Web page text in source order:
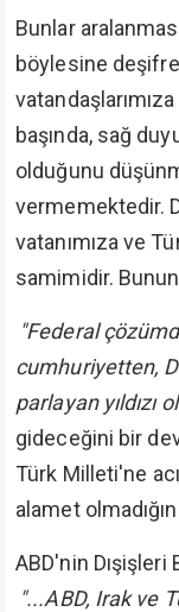
Bunlar
böylesine
başında, sağ
olduğunu
vermemektedir.
vatanımıza ve
samimidir.
"Federal
cumhuriyetten,
parlayan yıldızı
gideceğini bir
Türk Milleti'ne
alamet
ABD'nin Dışişleri
"...ABD, Irak ve